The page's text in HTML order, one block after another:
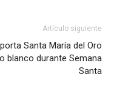
Artículo siguiente
Santa María del Oro
blanco durante Semana
Santa